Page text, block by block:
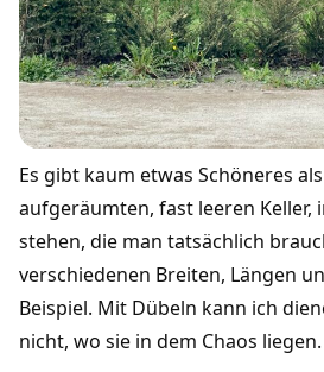
Es gibt kaum etwas Schöneres
aufgeräumten, fast leeren Keller,
stehen, die man tatsächlich
verschiedenen Breiten, Längen
Beispiel. Mit Dübeln kann ich
nicht, wo sie in dem Chaos liegen.